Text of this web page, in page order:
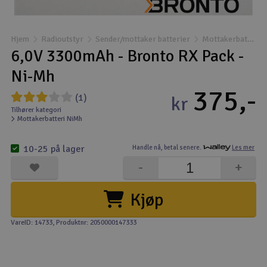
Droner
Droner for FPV
Fly
Helikopter
Kamerautstyr
Modellbygging, LEGO & byggesett
Modelljernbane
Hjem Radioutstyr Sender/mottaker batterier Mottakerbatteri NiMh
6,0V 3300mAh - Bronto RX Pack -
Ni-Mh
(1)
Tilhører kategori
Mottakerbatteri NiMh
Handle nå, betal senere. Les mer
kr 375,-
Kjøp
+
-
10-25 på lager
VareID: 14733, Produktnr: 2050000147333